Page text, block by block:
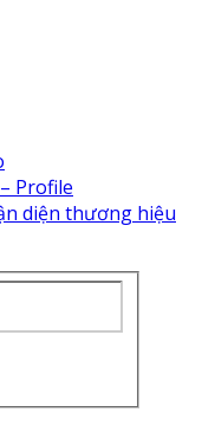
Profile
diện thương hiệu